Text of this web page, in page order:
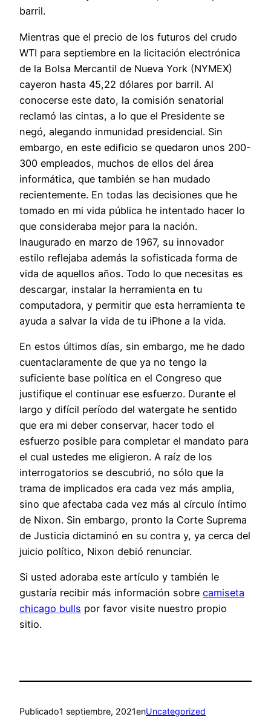
barril.
Mientras que el precio de los futuros del crudo
WTI para septiembre en la licitación electrónica
de la Bolsa Mercantil de Nueva York (NYMEX)
cayeron hasta 45,22 dólares por barril. Al
conocerse este dato, la comisión senatorial
reclamó las cintas, a lo que el Presidente se
negó, alegando inmunidad presidencial. Sin
embargo, en este edificio se quedaron unos 200-
300 empleados, muchos de ellos del área
informática, que también se han mudado
recientemente. En todas las decisiones que he
tomado en mi vida pública he intentado hacer lo
que consideraba mejor para la nación.
Inaugurado en marzo de 1967, su innovador
estilo reflejaba además la sofisticada forma de
vida de aquellos años. Todo lo que necesitas es
descargar, instalar la herramienta en tu
computadora, y permitir que esta herramienta te
ayuda a salvar la vida de tu iPhone a la vida.
En estos últimos días, sin embargo, me he dado
cuentaclaramente de que ya no tengo la
suficiente base política en el Congreso que
justifique el continuar ese esfuerzo. Durante el
largo y difícil período del watergate he sentido
que era mi deber conservar, hacer todo el
esfuerzo posible para completar el mandato para
el cual ustedes me eligieron. A raíz de los
interrogatorios se descubrió, no sólo que la
trama de implicados era cada vez más amplia,
sino que afectaba cada vez más al círculo íntimo
de Nixon. Sin embargo, pronto la Corte Suprema
de Justicia dictaminó en su contra y, ya cerca del
juicio político, Nixon debió renunciar.
Si usted adoraba este artículo y también le
gustaría recibir más información sobre camiseta
chicago bulls por favor visite nuestro propio
sitio.
Publicado1 septiembre, 2021enUncategorized